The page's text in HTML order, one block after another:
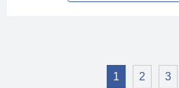
1 2 3